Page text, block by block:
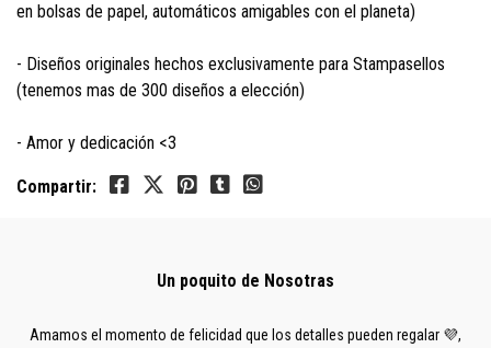
en bolsas de papel, automáticos amigables con el planeta)
- Diseños originales hechos exclusivamente para Stampasellos
(tenemos mas de 300 diseños a elección)
- Amor y dedicación <3
Compartir:
Un poquito de Nosotras
Amamos el momento de felicidad que los detalles pueden regalar 💜,